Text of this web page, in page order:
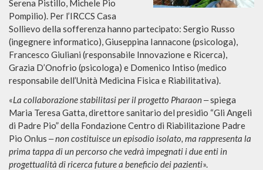
Serena Pistillo, Michele Pio
Pompilio). Per l’IRCCS Casa
Sollievo della sofferenza hanno partecipato: Sergio Russo
(ingegnere informatico), Giuseppina Iannacone (psicologa),
Francesco Giuliani (responsabile Innovazione e Ricerca),
Grazia D’Onofrio (psicologa) e Domenico Intiso (medico
responsabile dell’Unità Medicina Fisica e Riabilitativa).
«La collaborazione stabilitasi per il progetto Pharaon‒ spiega
Maria Teresa Gatta, direttore sanitario del presidio “Gli Angeli
di Padre Pio” della Fondazione Centro di Riabilitazione Padre
Pio Onlus ‒non costituisce un episodio isolato, ma rappresenta la
prima tappa di un percorso che vedrà impegnati i due enti in
progettualità di ricerca future a beneficio dei pazienti».